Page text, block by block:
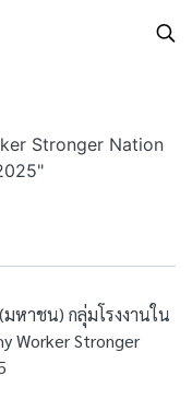
Stronger Nation
หาชน) กลุ่มโรงงานใน
Worker Stronger